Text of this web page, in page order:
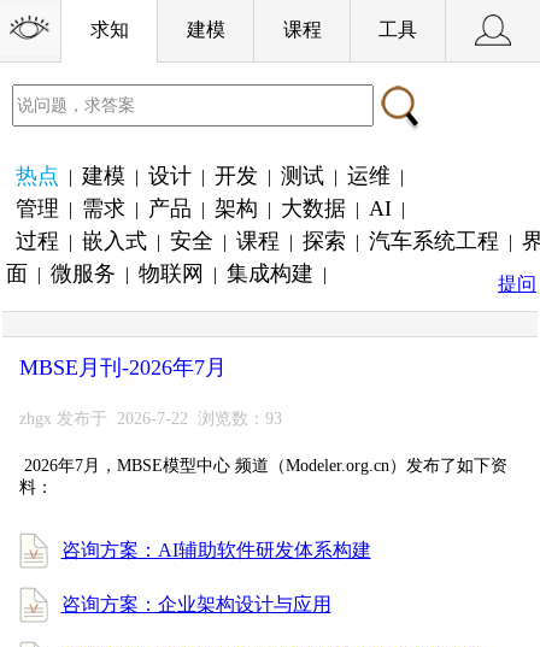
求知 建模 课程 工具
热点 | 建模 | 设计 | 开发 | 测试 | 运维 |
管理 | 需求 | 产品 | 架构 | 大数据 | AI |
过程 | 嵌入式 | 安全 | 课程 | 探索 | 汽车系统工程 |
面
| 微服务 | 物联网 | 集成构建 | 提问
MBSE月刊-2026年7月
zhgx 发布于 2026-7-22 浏览数：93
2026年7月，MBSE模型中心 频道（Modeler.org.cn）发布了如下资
料：
咨询方案：AI辅助软件研发体系构建
咨询方案：企业架构设计与应用